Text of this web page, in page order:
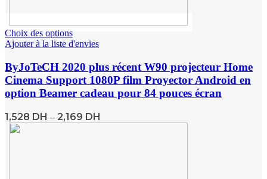
Choix des options
Ajouter à la liste d'envies
ByJoTeCH 2020 plus récent W90 projecteur Home
Cinema Support 1080P film Proyector Android en
option Beamer cadeau pour 84 pouces écran
1,528 DH – 2,169 DH